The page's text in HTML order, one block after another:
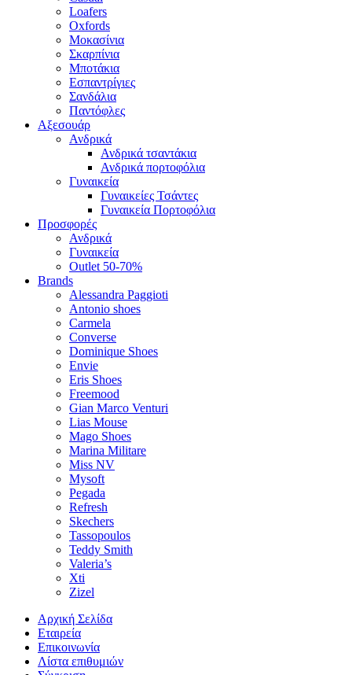
Loafers
Oxfords
Μοκασίνια
Σκαρπίνια
Μποτάκια
Εσπαντρίγιες
Σανδάλια
Παντόφλες
Αξεσουάρ
Ανδρικά
Ανδρικά τσαντάκια
Ανδρικά πορτοφόλια
Γυναικεία
Γυναικείες Τσάντες
Γυναικεία Πορτοφόλια
Προσφορές
Ανδρικά
Γυναικεία
Outlet 50-70%
Brands
Alessandra Paggioti
Antonio shoes
Carmela
Converse
Dominique Shoes
Envie
Eris Shoes
Freemood
Gian Marco Venturi
Lias Mouse
Mago Shoes
Marina Militare
Miss NV
Mysoft
Pegada
Refresh
Skechers
Tassopoulos
Teddy Smith
Valeria’s
Xti
Zizel
Αρχική Σελίδα
Εταιρεία
Επικοινωνία
Λίστα επιθυμιών